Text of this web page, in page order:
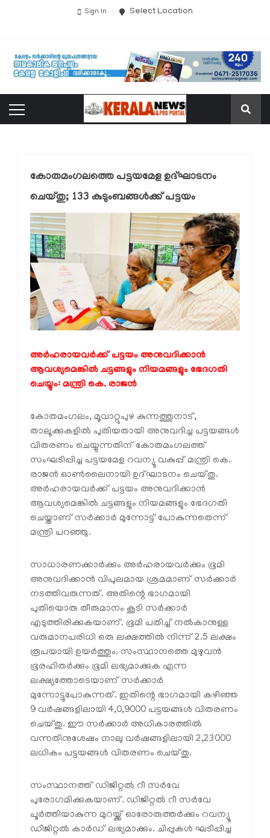
Sign In Select Location
കോതമംഗലത്തെ പട്ടയമേള ഉദ്ഘാടനം
ചെയ്തു; 133 കുടുംബങ്ങൾക്ക് പട്ടയം
അർഹരായവർക്ക് പട്ടയം അനുവദിക്കാൻ
ആവശ്യമെങ്കിൽ ചട്ടങ്ങളും നിയമങ്ങളും ഭേദഗതി
ചെയ്യും: മന്ത്രി കെ. രാജൻ
കോതമംഗലം, മൂവാറ്റുപുഴ കുന്നത്തുനാട്,
താലൂക്കുകളിൽ പുതിയതായി അനുവദിച്ച പട്ടയങ്ങൾ
വിതരണം ചെയ്യുന്നതിന് കോതമംഗലത്ത്
സംഘടിപ്പിച്ച പട്ടയമേള റവന്യൂ വകുപ്പ് മന്ത്രി കെ.
രാജൻ ഓൺലൈനായി ഉദ്ഘാടനം ചെയ്തു.
അർഹരായവർക്ക് പട്ടയം അനുവദിക്കാൻ
ആവശ്യമെങ്കിൽ ചട്ടങ്ങളും നിയമങ്ങളും ഭേദഗതി
ചെയ്താണ് സർക്കാർ മുന്നോട്ട് പോകുന്നതെന്ന്
മന്ത്രി പറഞ്ഞു.
സാധാരണക്കാർക്കും അർഹരായവർക്കും ഭൂമി
അനുവദിക്കാൻ വിപുലമായ ശ്രമമാണ് സർക്കാർ
നടത്തിവരുന്നത്. അതിന്റെ ഭാഗമായി
പുതിയൊരു തീരുമാനം കൂടി സർക്കാർ
എടുത്തിരിക്കുകയാണ്. ഭൂമി പതിച്ച് നൽകാനുള്ള
വരുമാനപരിധി ഒരു ലക്ഷത്തിൽ നിന്ന് 2.5 ലക്ഷം
രൂപയായി ഉയർത്തും. സംസ്ഥാനത്തെ മുഴുവൻ
ഭൂരഹിതർക്കും ഭൂമി ലഭ്യമാക്കുക എന്ന
ലക്ഷ്യത്തോടെയാണ് സർക്കാർ
മുന്നോട്ടുപോകുന്നത്. ഇതിന്റെ ഭാഗമായി കഴിഞ്ഞ
9 വർഷങ്ങളിലായി 4,0,9000 പട്ടയങ്ങൾ വിതരണം
ചെയ്തു. ഈ സർക്കാർ അധികാരത്തിൽ
വന്നതിനുശേഷം നാലു വർഷങ്ങളിലായി 2,23000
ലധികം പട്ടയങ്ങൾ വിതരണം ചെയ്തു.
സംസ്ഥാനത്ത് ഡിജിറ്റൽ റീ സർവേ
പുരോഗമിക്കുകയാണ്. ഡിജിറ്റൽ റീ സർവേ
പൂർത്തിയാകുന്ന മുറയ്ക്ക് ഓരോരുത്തർക്കും റവന്യൂ
ഡിജിറ്റൽ കാർഡ് ലഭ്യമാക്കും. ചിപ്പുകൾ ഘടിപ്പിച്ച